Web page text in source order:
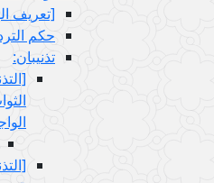
[تعريف
حكم
تذنيبان: